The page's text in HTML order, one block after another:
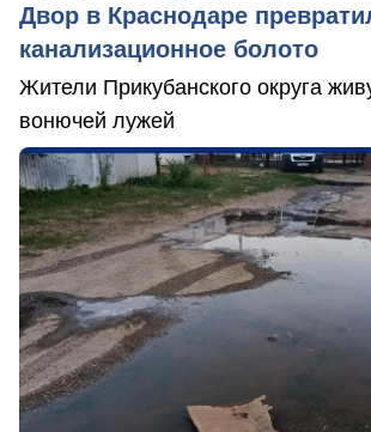
Двор в Краснодаре
канализационное болото
Жители Прикубанского округа
вонючей лужей